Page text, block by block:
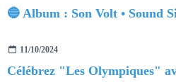
🔵 Album : Son Volt • Sound
11/10/2024
Célébrez "Les Olympiques"